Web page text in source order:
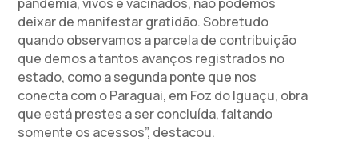
deixar de manifestar gratidão. Sobretudo
quando observamos a parcela de contribuição
que demos a tantos avanços registrados no
estado, como a segunda ponte que nos
conecta com o Paraguai, em Foz do Iguaçu, obra
que está prestes a ser concluída, faltando
somente os acessos”, destacou.